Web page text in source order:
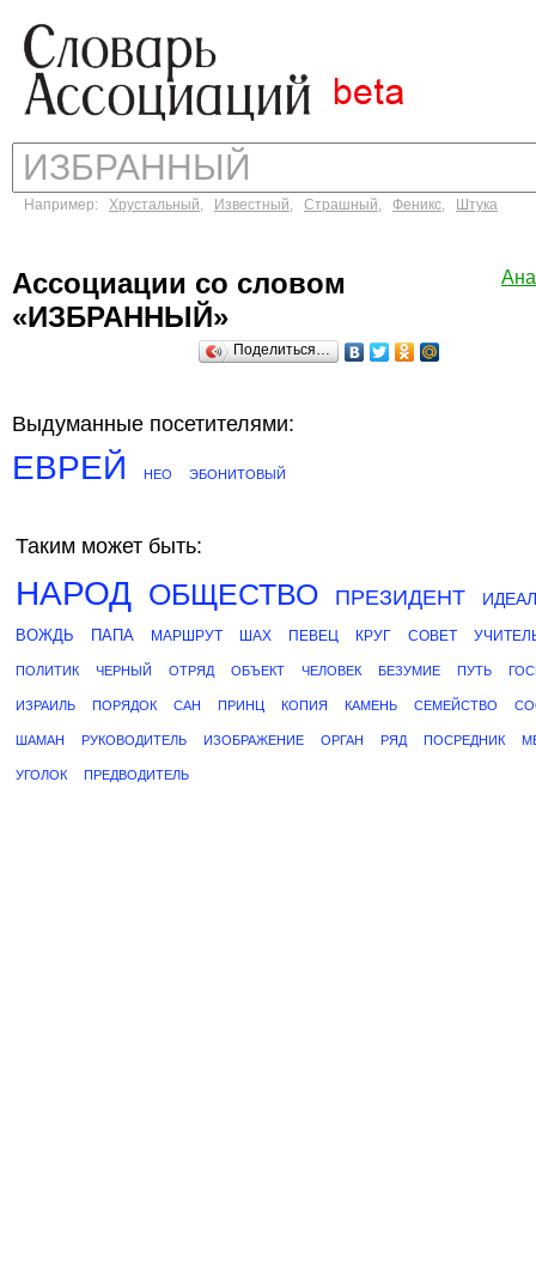
Например: Хрустальный, Известный, Страшный, Феникс, Штука
Ассоциации со словом
«ИЗБРАННЫЙ»
Поделиться…
Выдуманные посетителями:
ЕВРЕЙ НЕО ЭБОНИТОВЫЙ
Таким может быть:
НАРОД ОБЩЕСТВО ПРЕЗИДЕНТ ИДЕАЛ
ВОЖДЬ ПАПА МАРШРУТ ШАХ ПЕВЕЦ КРУГ СОВЕТ
ПОЛИТИК ЧЕРНЫЙ ОТРЯД ОБЪЕКТ ЧЕЛОВЕК БЕЗУМИЕ ПУТЬ
ИЗРАИЛЬ ПОРЯДОК САН ПРИНЦ КОПИЯ КАМЕНЬ СЕМЕЙСТВО
ШАМАН РУКОВОДИТЕЛЬ ИЗОБРАЖЕНИЕ ОРГАН РЯД ПОСРЕДНИК
УГОЛОК ПРЕДВОДИТЕЛЬ